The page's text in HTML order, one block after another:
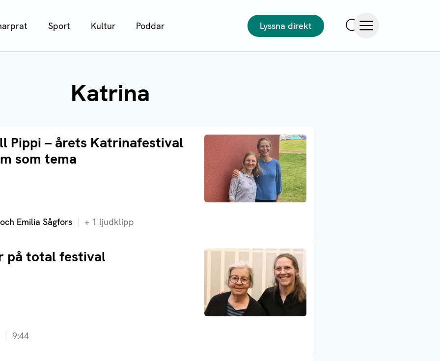
Sport Kultur Poddar
Lyssna direkt
Katrina
Pippi – årets Katrinafestival
som tema
Emilia Sågfors + 1 ljudklipp
på total festival
9:44